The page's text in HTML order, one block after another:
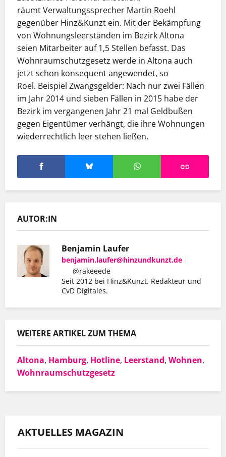
räumt Verwaltungssprecher Martin Roehl
gegenüber Hinz&Kunzt ein. Mit der Bekämpfung
von Wohnungsleerständen im Bezirk Altona
seien Mitarbeiterauf 1,5 Stellen befasst. Das
Wohnraumschutzgesetz werde in Altona auch
jetzt schon konsequent angewendet, so
Roel. Beispiel Zwangsgelder: Nach nur zwei Fällen
im Jahr 2014 und sieben Fällen in 2015 habe der
Bezirk im vergangenen Jahr 21 mal Geldbußen
gegen Eigentümer verhängt, die ihre Wohnungen
wiederrechtlich leer stehen ließen.
AUTOR:IN
Benjamin Laufer
benjamin.laufer@hinzundkunzt.de
@rakeeede
Seit 2012 bei Hinz&Kunzt. Redakteur und
CvD Digitales.
WEITERE ARTIKEL ZUM THEMA
Altona, Hamburg, Hotline, Leerstand, Wohnen,
Wohnraumschutzgesetz
Er hat mit Hinz&Kunzt nicht nur eine
Wohnung gefunden, sondern auch einen
MEHR INFOS
AKTUELLES MAGAZIN